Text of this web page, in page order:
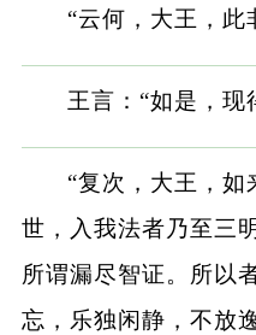
“云何，大王，此
王言：“如是，现
“复次，大王，
世，入我法者乃至三
所谓漏尽智证。所以
忘，乐独闲静，不放